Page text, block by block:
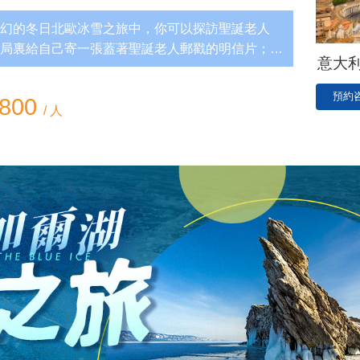
的冬日北歐冰雪之旅中，你可以探訪聖誕老人
裏給自己寄一張蓋著聖誕老人郵戳的明信片；跨
的北極圈標線，領取證書；在…
/ 人
意大
預約